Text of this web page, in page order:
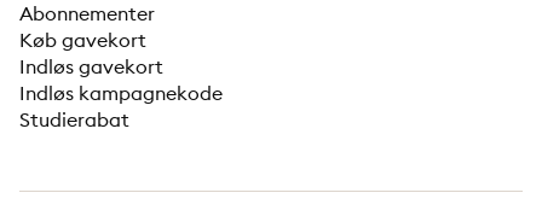
Abonnementer
Køb gavekort
Indløs gavekort
Indløs kampagnekode
Studierabat